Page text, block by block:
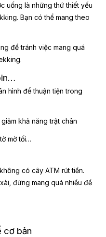
uống là những thứ thiết yếu
Bạn có thể mang theo
để tránh việc mang quá
hình để thuận tiện trong
khả năng trật chân
mờ tối…
có cây ATM rút tiền.
đừng mang quá nhiều đề
cơ bản